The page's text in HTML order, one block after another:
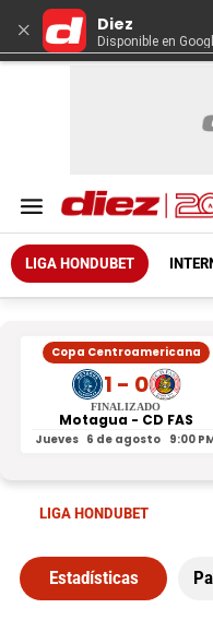
× Diez
Disponible en
LIGA HONDUBET
Copa Centroamericana
1 - 0
FINALIZADO
Motagua - CD FAS
Jueves 6 de agosto 9:00
LIGA HONDUBET
Estadísticas